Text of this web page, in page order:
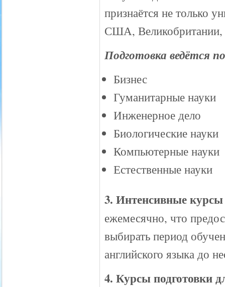
признаётся не только
США,
Подготовка ведётся
Бизнес
Гуманитарные науки
Инженерное дело
Биологические науки
Компьютерные науки
Естественные науки
3. Интенсивные курсы
ежемесячно, что
выбирать период
английского языка до
4. Курсы подготовки